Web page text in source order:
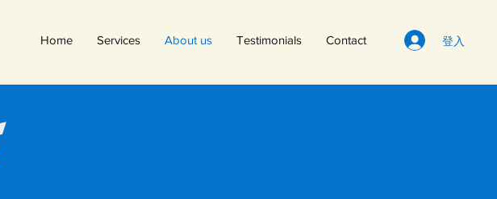
Home Services About us Testimonials Contact 登入